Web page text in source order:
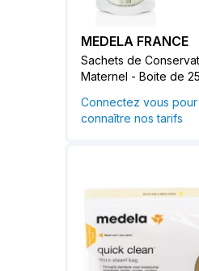
MEDELA FRANCE
Sachets de
Maternel - Boite de 25
Connectez vous pour
connaître nos tarifs